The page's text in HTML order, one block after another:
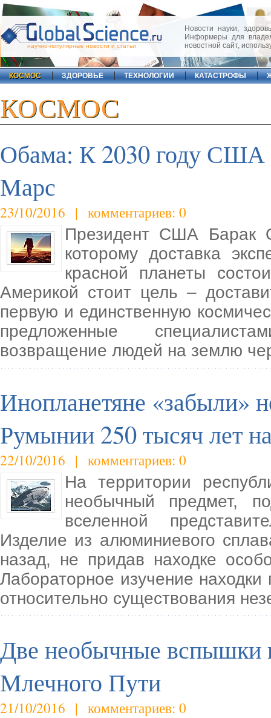
научно-популярные новости и статьи
Новости науки,
Информеры для
новостной сайт,
КОСМОС ЗДОРОВЬЕ ТЕХНОЛОГИИ КАТАСТРОФЫ
КОСМОС
Обама: К 2030 году США
Марс
23/10/2016 | комментариев: 0
Президент США Барак
которому доставка
красной планеты
Америкой стоит цель –
первую и единственную
предложенные
возвращение людей на землю
Инопланетяне «забыли»
Румынии 250 тысяч лет
22/10/2016 | комментариев: 0
На территории
необычный предмет,
вселенной
Изделие из алюминиевого
назад, не придав находке
Лабораторное изучение
относительно существования
Две необычные вспышки
Млечного Пути
21/10/2016 | комментариев: 0